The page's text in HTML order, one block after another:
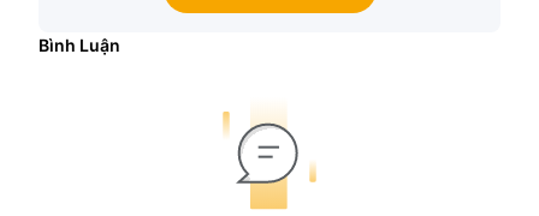
Bình Luận